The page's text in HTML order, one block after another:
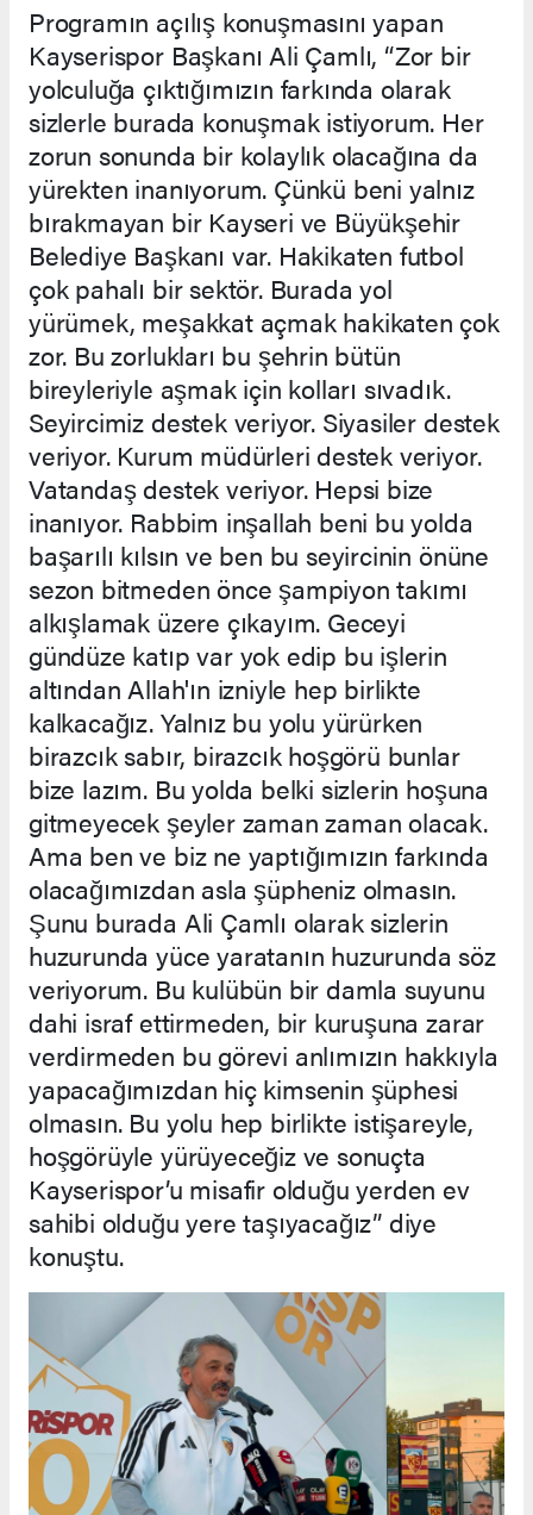
Programın açılış konuşmasını yapan
Kayserispor Başkanı Ali Çamlı, “Zor bir
yolculuğa çıktığımızın farkında olarak
sizlerle burada konuşmak istiyorum. Her
zorun sonunda bir kolaylık olacağına da
yürekten inanıyorum. Çünkü beni yalnız
bırakmayan bir Kayseri ve Büyükşehir
Belediye Başkanı var. Hakikaten futbol
çok pahalı bir sektör. Burada yol
yürümek, meşakkat açmak hakikaten çok
zor. Bu zorlukları bu şehrin bütün
bireyleriyle aşmak için kolları sıvadık.
Seyircimiz destek veriyor. Siyasiler destek
veriyor. Kurum müdürleri destek veriyor.
Vatandaş destek veriyor. Hepsi bize
inanıyor. Rabbim inşallah beni bu yolda
başarılı kılsın ve ben bu seyircinin önüne
sezon bitmeden önce şampiyon takımı
alkışlamak üzere çıkayım. Geceyi
gündüze katıp var yok edip bu işlerin
altından Allah'ın izniyle hep birlikte
kalkacağız. Yalnız bu yolu yürürken
birazcık sabır, birazcık hoşgörü bunlar
bize lazım. Bu yolda belki sizlerin hoşuna
gitmeyecek şeyler zaman zaman olacak.
Ama ben ve biz ne yaptığımızın farkında
olacağımızdan asla şüpheniz olmasın.
Şunu burada Ali Çamlı olarak sizlerin
huzurunda yüce yaratanın huzurunda söz
veriyorum. Bu kulübün bir damla suyunu
dahi israf ettirmeden, bir kuruşuna zarar
verdirmeden bu görevi anlımızın hakkıyla
yapacağımızdan hiç kimsenin şüphesi
olmasın. Bu yolu hep birlikte istişareyle,
hoşgörüyle yürüyeceğiz ve sonuçta
Kayserispor’u misafir olduğu yerden ev
sahibi olduğu yere taşıyacağız” diye
konuştu.